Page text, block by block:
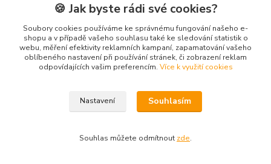
/ks
bez DPH
🍪 Jak byste rádi své cookies?
Soubory cookies používáme ke správnému fungování našeho e-
shopu a v případě vašeho souhlasu také ke sledování statistik o
webu, měření efektivity reklamních kampaní, zapamatování vašeho
oblíbeného nastavení při používání stránek, či zobrazení reklam
odpovídajících vašim preferencím. Více k využití cookies
Nastavení Souhlasím
Souhlas můžete odmítnout zde.